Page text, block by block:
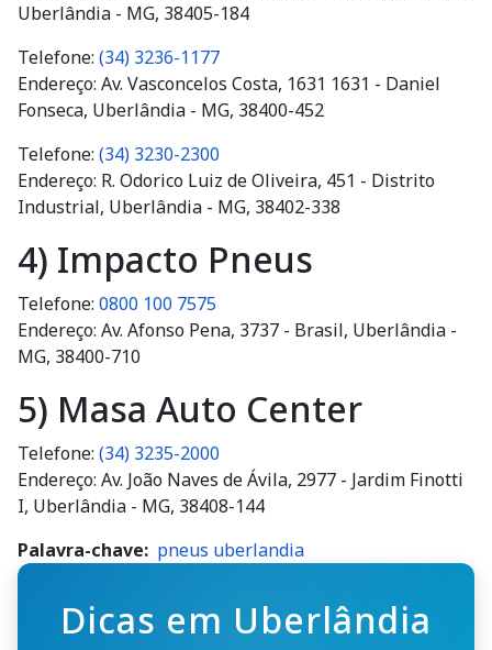
Uberlândia - MG, 38405-184
Telefone: (34) 3236-1177
Endereço: Av. Vasconcelos Costa, 1631 1631 - Daniel
Fonseca, Uberlândia - MG, 38400-452
Telefone: (34) 3230-2300
Endereço: R. Odorico Luiz de Oliveira, 451 - Distrito
Industrial, Uberlândia - MG, 38402-338
4) Impacto Pneus
Telefone: 0800 100 7575
Endereço: Av. Afonso Pena, 3737 - Brasil, Uberlândia -
MG, 38400-710
5) Masa Auto Center
Telefone: (34) 3235-2000
Endereço: Av. João Naves de Ávila, 2977 - Jardim Finotti
I, Uberlândia - MG, 38408-144
Palavra-chave
pneus uberlandia
Dicas em Uberlândia